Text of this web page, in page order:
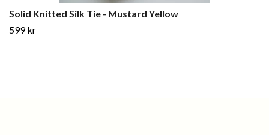
Solid Knitted Silk Tie - Mustard Yellow
599 kr